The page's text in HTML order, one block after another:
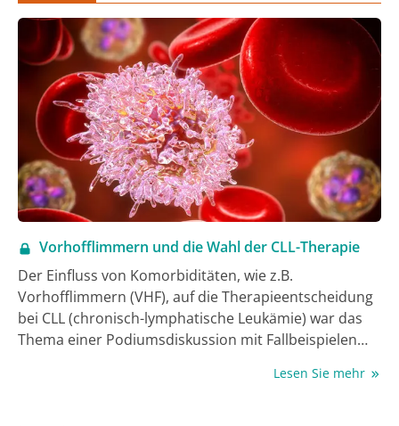
Vorhofflimmern und die Wahl der CLL-Therapie
Der Einfluss von Komorbiditäten, wie z.B.
Vorhofflimmern (VHF), auf die Therapieentscheidung
bei CLL (chronisch-lymphatische Leukämie) war das
Thema einer Podiumsdiskussion mit Fallbeispielen
Lesen Sie mehr